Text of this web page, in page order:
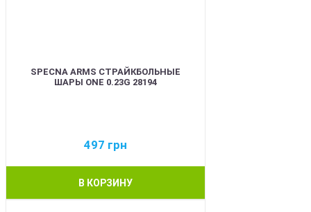
SPECNA ARMS СТРАЙКБОЛЬНЫЕ
ШАРЫ ONE 0.23G 28194
497 грн
В КОРЗИНУ